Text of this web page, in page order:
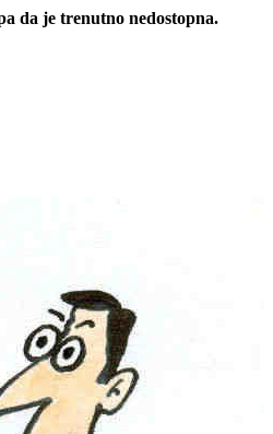
da je trenutno nedostopna.